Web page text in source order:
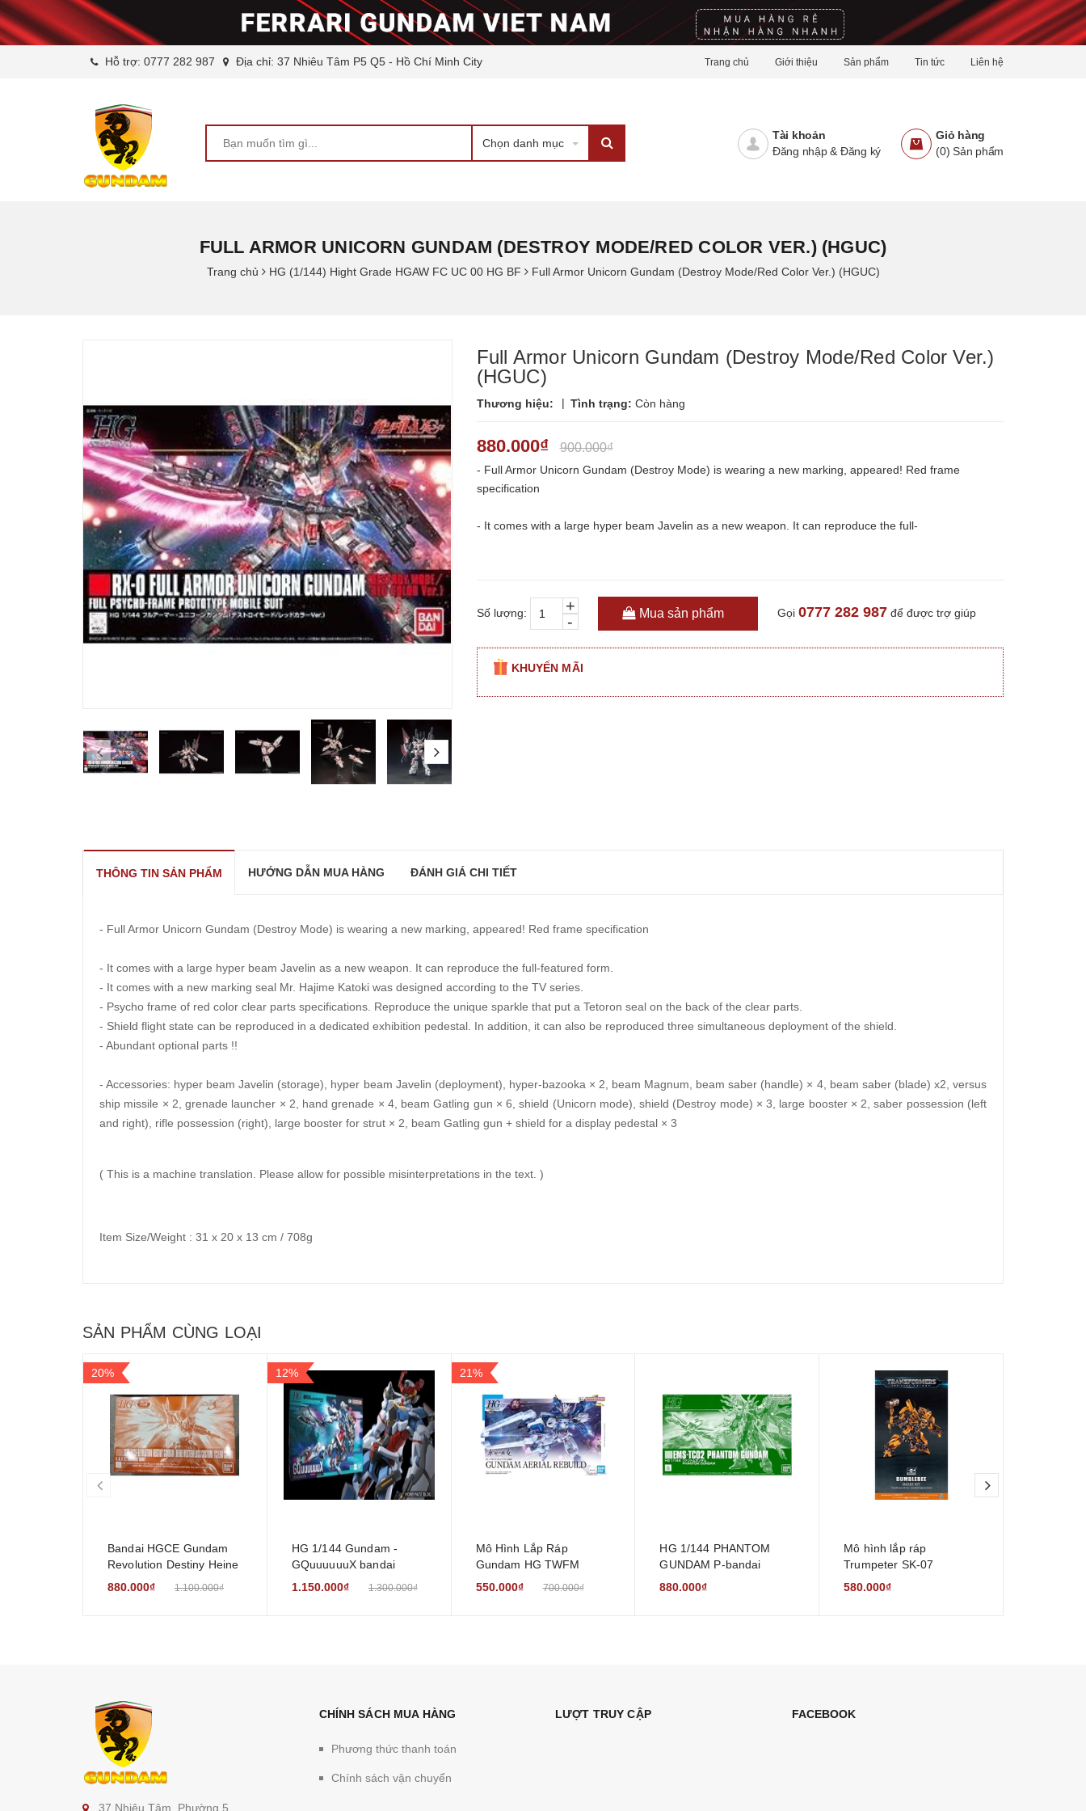
Hỗ trợ: 0777 282 987 Địa chỉ: 37 Nhiêu Tâm P5 Q5 - Hồ Chí Minh City Trang chủ Giới thiệu Sản phẩm Tin tức Liên hệ
Chọn danh mục
Giỏ hàng
(0) Sản phẩm
Tài khoản
Đăng nhập& Đăng ký
FULL ARMOR UNICORN GUNDAM (DESTROY MODE/RED COLOR VER.) (HGUC)
Trang chủ HG (1/144) Hight Grade HGAW FC UC 00 HG BF Full Armor Unicorn Gundam (Destroy Mode/Red Color Ver.) (HGUC)
prev
Full Armor Unicorn Gundam (Destroy Mode/Red Color Ver.)
(HGUC)
Thương hiệu: | Tình trạng: Còn hàng
880.000₫ 900.000₫
- Full Armor Unicorn Gundam (Destroy Mode) is wearing a new marking, appeared! Red frame
specification
- It comes with a large hyper beam Javelin as a new weapon. It can reproduce the full-
Số lượng: -
+ Mua sản phẩm Gọi 0777 282 987để được trợ giúp
KHUYẾN MÃI
THÔNG TIN SẢN PHẨM HƯỚNG DẪN MUA HÀNG ĐÁNH GIÁ CHI TIẾT
- Full Armor Unicorn Gundam (Destroy Mode) is wearing a new marking, appeared! Red frame specification
- It comes with a large hyper beam Javelin as a new weapon. It can reproduce the full-featured form.
- It comes with a new marking seal Mr. Hajime Katoki was designed according to the TV series.
- Psycho frame of red color clear parts specifications. Reproduce the unique sparkle that put a Tetoron seal on the back of the clear parts.
- Shield flight state can be reproduced in a dedicated exhibition pedestal. In addition, it can also be reproduced three simultaneous deployment of the shield.
- Abundant optional parts !!
- Accessories: hyper beam Javelin (storage), hyper beam Javelin (deployment), hyper-bazooka × 2, beam Magnum, beam saber (handle) × 4, beam saber (blade) x2, versus
ship missile × 2, grenade launcher × 2, hand grenade × 4, beam Gatling gun × 6, shield (Unicorn mode), shield (Destroy mode) × 3, large booster × 2, saber possession (left
and right), rifle possession (right), large booster for strut × 2, beam Gatling gun + shield for a display pedestal × 3
( This is a machine translation. Please allow for possible misinterpretations in the text. )
Item Size/Weight : 31 x 20 x 13 cm / 708g
SẢN PHẨM CÙNG LOẠI
20%
Bandai HGCE Gundam
Revolution Destiny Heine
Westenfluss Clear Color
880.000₫ 1.100.000₫
12%
HG 1/144 Gundam -
GQuuuuuuX bandai
1.150.000₫
1.300.000₫
21%
Mô Hình Lắp Ráp
Gundam HG TWFM
Aerial Rebuild (The Witch
550.000₫ 700.000₫
HG 1/144 PHANTOM
GUNDAM P-bandai
(limited)
880.000₫
Mô hình lắp ráp
Trumpeter SK-07
Bumblebee Transformers
580.000₫
37 Nhiêu Tâm, Phường 5,
CHÍNH SÁCH MUA HÀNG
Phương thức thanh toán
Chính sách vận chuyển
LƯỢT TRUY CẬP FACEBOOK